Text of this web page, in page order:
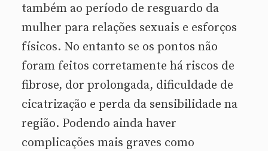
também ao período de resguardo da
mulher para relações sexuais e esforços
físicos. No entanto se os pontos não
foram feitos corretamente há riscos de
fibrose, dor prolongada, dificuldade de
cicatrização e perda da sensibilidade na
região. Podendo ainda haver
complicações mais graves como